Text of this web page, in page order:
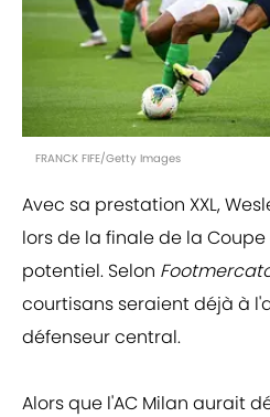
FRANCK FIFE/Getty Images
Avec sa prestation XXL,
lors de la finale de la
potentiel. Selon
courtisans seraient déjà à
défenseur central.
Alors que l'AC Milan aurait